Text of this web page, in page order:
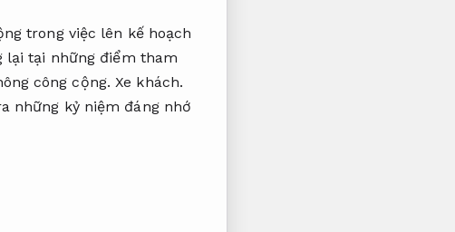
trong việc lên kế hoạch
lại tại những điểm tham
công cộng.Xe khách.
những kỷ niệm đáng nhớ